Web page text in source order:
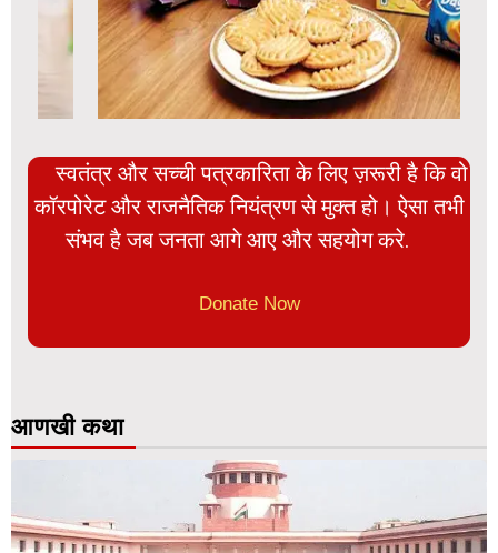
स्वतंत्र और सच्ची पत्रकारिता के लिए ज़रूरी है कि वो
कॉरपोरेट और राजनैतिक नियंत्रण से मुक्त हो। ऐसा तभी
संभव है जब जनता आगे आए और सहयोग करे.
Donate Now
आणखी कथा